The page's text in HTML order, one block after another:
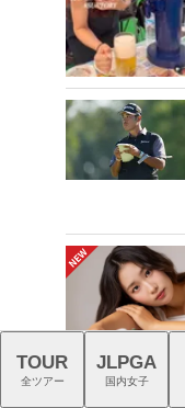
TOUR
全ツアー
JLPGA
国内女子